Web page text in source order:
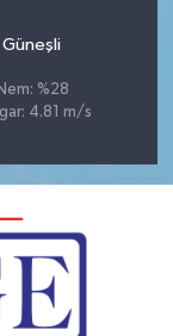
Güneşli
%28
4.81 m/s